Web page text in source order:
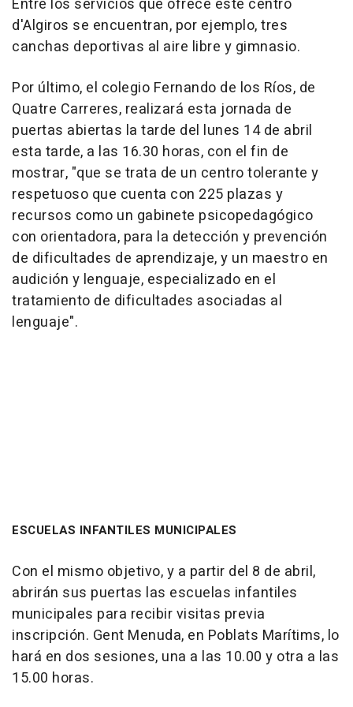
Entre los servicios que ofrece este centro
d'Algiros se encuentran, por ejemplo, tres
canchas deportivas al aire libre y gimnasio.
Por último, el colegio Fernando de los Ríos, de
Quatre Carreres, realizará esta jornada de
puertas abiertas la tarde del lunes 14 de abril
esta tarde, a las 16.30 horas, con el fin de
mostrar, "que se trata de un centro tolerante y
respetuoso que cuenta con 225 plazas y
recursos como un gabinete psicopedagógico
con orientadora, para la detección y prevención
de dificultades de aprendizaje, y un maestro en
audición y lenguaje, especializado en el
tratamiento de dificultades asociadas al
lenguaje".
ESCUELAS INFANTILES MUNICIPALES
Con el mismo objetivo, y a partir del 8 de abril,
abrirán sus puertas las escuelas infantiles
municipales para recibir visitas previa
inscripción. Gent Menuda, en Poblats Marítims, lo
hará en dos sesiones, una a las 10.00 y otra a las
15.00 horas.